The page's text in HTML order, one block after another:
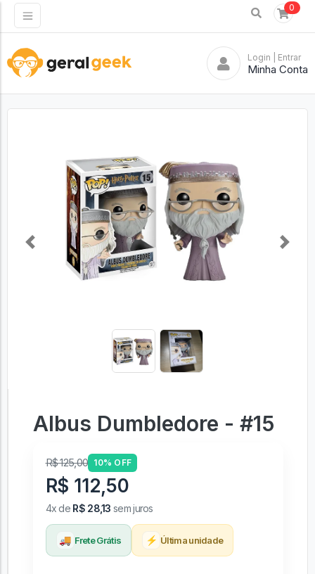
0
Login | Entrar
Minha Conta
Previous Next
Albus Dumbledore - #15
R$ 125,00 10% OFF
R$ 112,50
4x de R$ 28,13 sem juros
🚚 Frete Grátis ⚡ Última unidade